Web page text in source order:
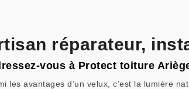
réparateur,
vous à Protect toiture
les avantages d’un velux, c’est la lumière